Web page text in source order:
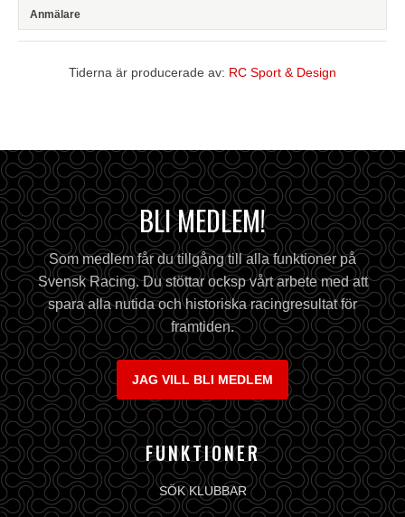
Tiderna är producerade av: RC Sport & Design
BLI MEDLEM!
Som medlem får du tillgång till alla funktioner på
Svensk Racing. Du stöttar ocksp vårt arbete med att
spara alla nutida och historiska racingresultat för
framtiden.
JAG VILL BLI MEDLEM
FUNKTIONER
SÖK KLUBBAR